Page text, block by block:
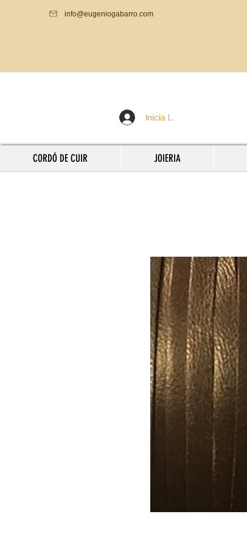
info@eugeniogabarro.com
Inicia la sessió
CORDÓ DE CUIR JOIERIA